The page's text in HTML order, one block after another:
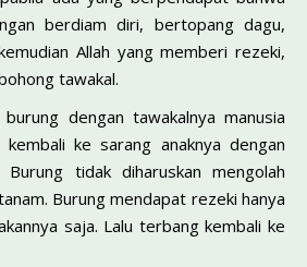
berdiam diri, bertopang dagu,
Allah yang memberi rezeki,
tawakal.
dengan tawakalnya manusia
ke sarang anaknya dengan
Burung tidak diharuskan mengolah
Burung mendapat rezeki hanya
saja. Lalu terbang kembali ke